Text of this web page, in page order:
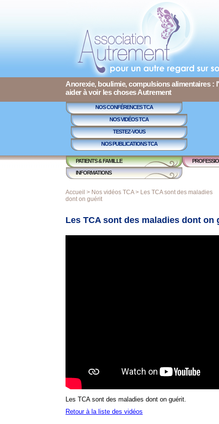
Anorexie, boulimie, compulsions alimentaires :
aider à voir les choses Autrement
NOS CONFÉRENCES TCA
NOS VIDÉOS TCA
TESTEZ-VOUS
NOS PUBLICATIONS TCA
PATIENTS & FAMILLE
INFORMATIONS
Accueil > Nos vidéos TCA> Les TCA sont des maladies
dont on guérit
Les TCA sont des maladies dont on
Les TCA sont des maladies dont on guérit.
Retour à la liste des vidéos